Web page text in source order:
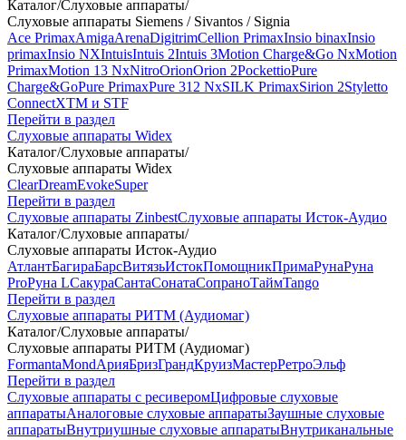
Каталог/Слуховые аппараты/
Слуховые аппараты Siemens / Sivantos / Signia
Ace PrimaxAmigaArenaDigitrimCellion PrimaxInsio binaxInsio
primaxInsio NXIntuisIntuis 2Intuis 3Motion Charge&Go NxMotion
PrimaxMotion 13 NxNitroOrionOrion 2PockettioPure
Charge&GoPure PrimaxPure 312 NxSILK PrimaxSirion 2Styletto
ConnectXTM и STF
Перейти в раздел
Слуховые аппараты Widex
Каталог/Слуховые аппараты/
Слуховые аппараты Widex
ClearDreamEvokeSuper
Перейти в раздел
Слуховые аппараты ZinbestСлуховые аппараты Исток-Аудио
Каталог/Слуховые аппараты/
Слуховые аппараты Исток-Аудио
АтлантБагираБарсВитязьИстокПомощникПримаРунаРуна
ProРуна LСакураСантаСонатаСопраноТаймTango
Перейти в раздел
Слуховые аппараты РИТМ (Аудиомаг)
Каталог/Слуховые аппараты/
Слуховые аппараты РИТМ (Аудиомаг)
FormantaMondАрияБризГрандКруизМастерРетроЭльф
Перейти в раздел
Слуховые аппараты с ресиверомЦифровые слуховые
аппаратыАналоговые слуховые аппаратыЗаушные слуховые
аппаратыВнутриушные слуховые аппаратыВнутриканальные